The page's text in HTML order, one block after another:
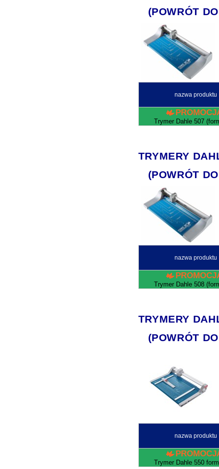
(POWRÓT
nazwa produktu
Trymer Dahle 507
TRYMERY
(POWRÓT
nazwa produktu
Trymer Dahle 508
TRYMERY
(POWRÓT
nazwa produktu
Trymer Dahle 550